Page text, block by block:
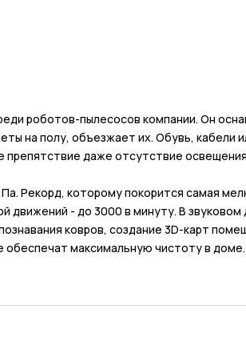
роботов-пылесосов компании. Он
на полу, объезжает их. Обувь, кабели
препятствие даже отсутствие
Рекорд, которому покорится самая
движений​ - до 3000 в минуту. В
ковров, создание 3D-карт
обеспечат максимальную чистоту в доме.